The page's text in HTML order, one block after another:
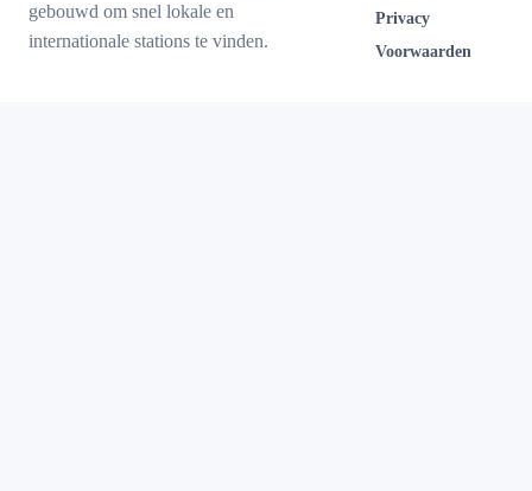
gebouwd om snel lokale en
internationale stations te vinden.
Privacy
Voorwaarden